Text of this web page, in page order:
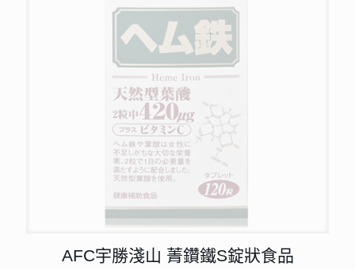
AFC宇勝淺山 菁鑽鐵S錠狀食品